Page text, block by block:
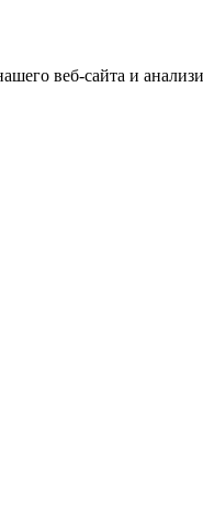
веб-сайта и